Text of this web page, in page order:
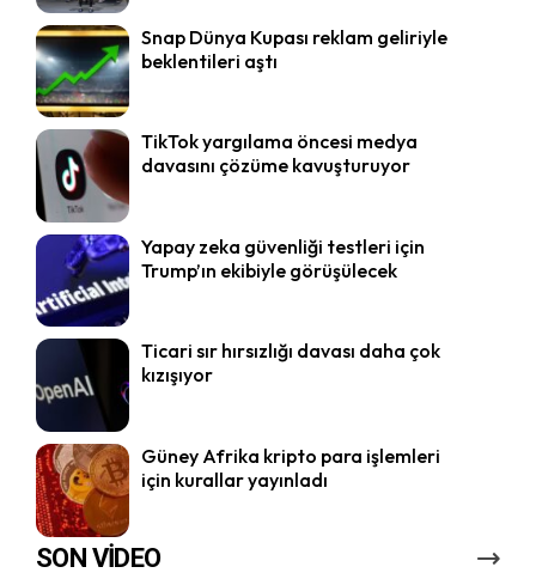
Snap Dünya Kupası reklam geliriyle
beklentileri aştı
TikTok yargılama öncesi medya
davasını çözüme kavuşturuyor
Yapay zeka güvenliği testleri için
Trump’ın ekibiyle görüşülecek
Ticari sır hırsızlığı davası daha çok
kızışıyor
Güney Afrika kripto para işlemleri
için kurallar yayınladı
SON VİDEO